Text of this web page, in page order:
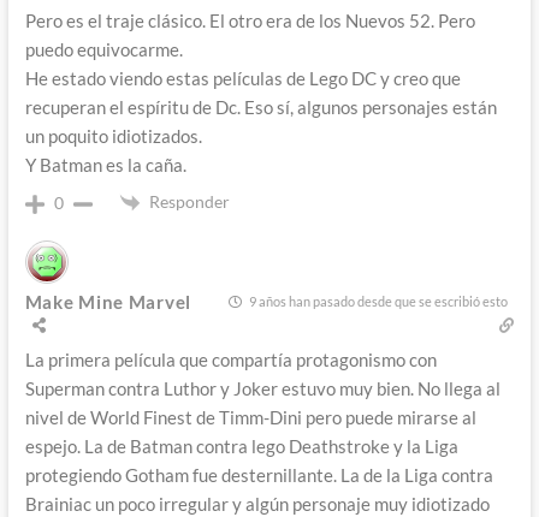
Pero es el traje clásico. El otro era de los Nuevos 52. Pero
puedo equivocarme.
He estado viendo estas películas de Lego DC y creo que
recuperan el espíritu de Dc. Eso sí, algunos personajes están
un poquito idiotizados.
Y Batman es la caña.
0 Responder
Make Mine Marvel 9 años han pasado desde que se escribió esto
La primera película que compartía protagonismo con
Superman contra Luthor y Joker estuvo muy bien. No llega al
nivel de World Finest de Timm-Dini pero puede mirarse al
espejo. La de Batman contra lego Deathstroke y la Liga
protegiendo Gotham fue desternillante. La de la Liga contra
Brainiac un poco irregular y algún personaje muy idiotizado